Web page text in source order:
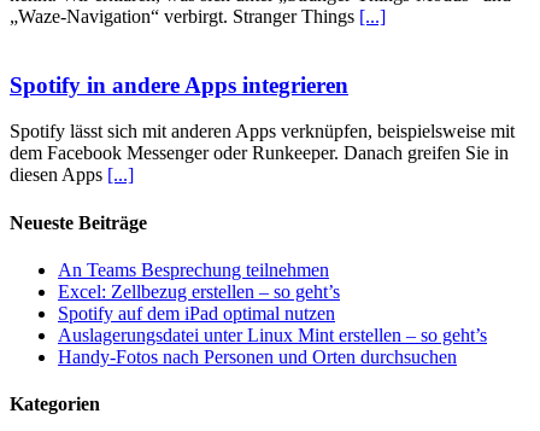
„Waze-Navigation“ verbirgt. Stranger Things [...]
Spotify in andere Apps integrieren
Spotify lässt sich mit anderen Apps verknüpfen, beispielsweise mit
dem Facebook Messenger oder Runkeeper. Danach greifen Sie in
diesen Apps [...]
Neueste Beiträge
An Teams Besprechung teilnehmen
Excel: Zellbezug erstellen – so geht’s
Spotify auf dem iPad optimal nutzen
Auslagerungsdatei unter Linux Mint erstellen – so geht’s
Handy-Fotos nach Personen und Orten durchsuchen
Kategorien